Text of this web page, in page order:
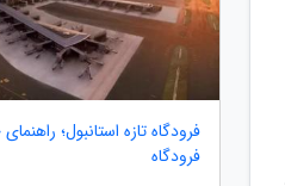
فرودگاه تازه استانبول؛
فرودگاه